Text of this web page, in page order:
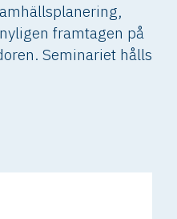
framtagen på
Seminariet hålls